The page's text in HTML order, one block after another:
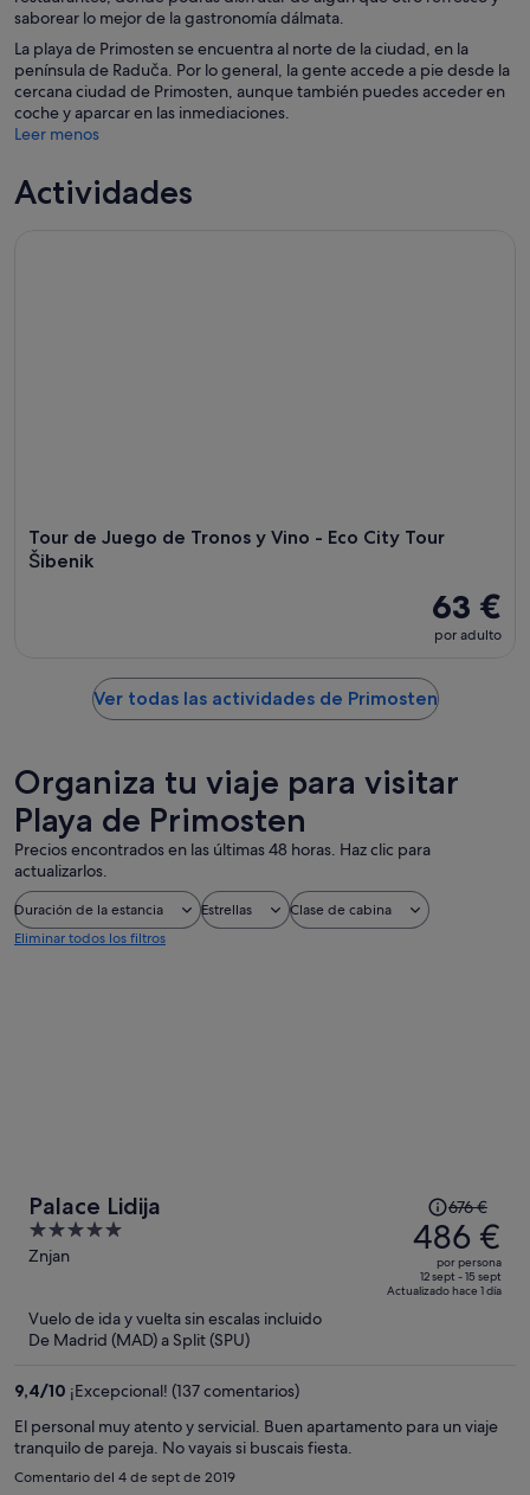
saborear lo mejor de la gastronomía dálmata.
La playa de Primosten se encuentra al norte de la ciudad, en la
península de Raduča. Por lo general, la gente accede a pie desde la
cercana ciudad de Primosten, aunque también puedes acceder en
coche y aparcar en las inmediaciones.
Leer menos
Actividades
Tour de Juego de Tronos y Vino - Eco City Tour
Šibenik
63 €
por adulto
Ver todas las actividades de Primosten
Organiza tu viaje para visitar
Playa de Primosten
Precios encontrados en las últimas 48 horas. Haz clic para
actualizarlos.
Duración de la estancia Estrellas
Clase de cabina
Eliminar todos los filtros
Palace Lidija
5
out
Znjan
precio
era
de
676 €,
por
676 €
486 €
por persona
12 sept - 15 sept
Actualizado hace 1 día
Vuelo de ida y vuelta sin escalas incluido
De Madrid (MAD) a Split (SPU)
9,4/10 ¡Excepcional! (137 comentarios)
El personal muy atento y servicial. Buen apartamento para un viaje
tranquilo de pareja. No vayais si buscais fiesta.
Comentario del 4 de sept de 2019